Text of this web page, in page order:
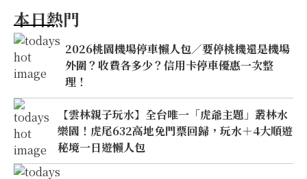
本日熱門
2026桃園機場停車懶人包／要停桃機還是機場
外圍？收費各多少？信用卡停車優惠一次整
理！
【雲林親子玩水】全台唯一「虎爺主題」叢林水
樂園！虎尾632高地免門票回歸，玩水＋4大順遊
秘境一日遊懶人包